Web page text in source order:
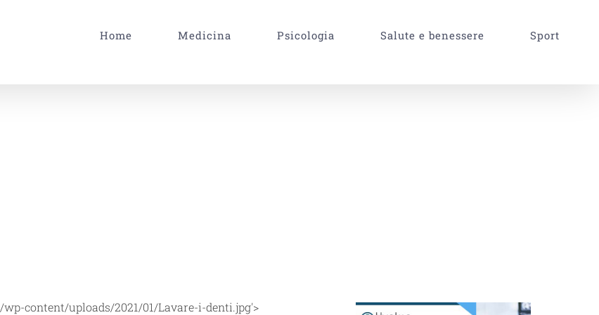
Home Medicina Psicologia Salute e benessere Sport
content/uploads/2021/01/Lavare-i-denti.jpg'>